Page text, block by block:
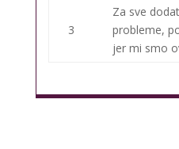
3
Za sve
probleme,
jer mi smo